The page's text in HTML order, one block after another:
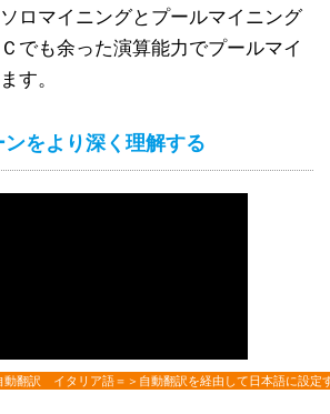
ロマイニングとプールマイニング
でも余った演算能力でプールマイ
す。
をより深く理解する
動翻訳 イタリア語＝＞自動翻訳を経由して日本語に設定